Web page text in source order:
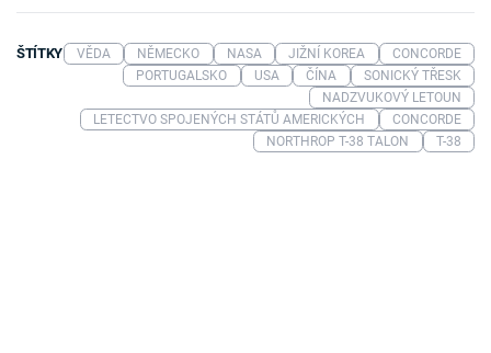
ŠTÍTKY VĚDA NĚMECKO NASA JIŽNÍ KOREA
CONCORDE
PORTUGALSKO
USA ČÍNA
SONICKÝ TŘESK
NADZVUKOVÝ LETOUN
LETECTVO SPOJENÝCH STÁTŮ AMERICKÝCH
CONCORDE
NORTHROP T-38 TALON
T-38